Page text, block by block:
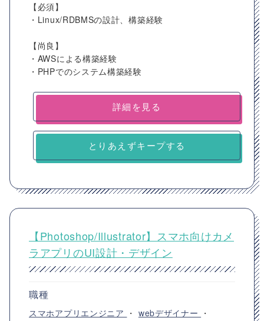
【必須】
・Linux/RDBMSの設計、構築経験
【尚良】
・AWSによる構築経験
・PHPでのシステム構築経験
詳細を見る
とりあえずキープする
【Photoshop/Illustrator】スマホ向けカメ
ラアプリのUI設計・デザイン
職種
スマホアプリエンジニア ・ webデザイナー ・